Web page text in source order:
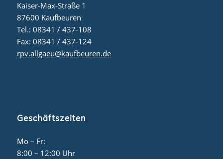
Kaiser-Max-Straße 1
87600 Kaufbeuren
Tel.: 08341 / 437-108
Fax: 08341 / 437-124
rpv.allgaeu@kaufbeuren.de
Geschäftszeiten
Mo – Fr:
8:00 – 12:00 Uhr